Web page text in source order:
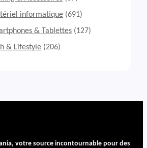
m
informatique (691)
& Tablettes (127)
& Lifestyle (206)
votre source incontournable pour des